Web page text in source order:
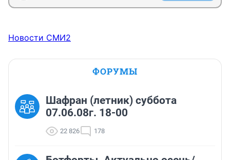
Новости СМИ2
ФОРУМЫ
Шафран (летник) суббота
07.06.08г. 18-00
22 826 178